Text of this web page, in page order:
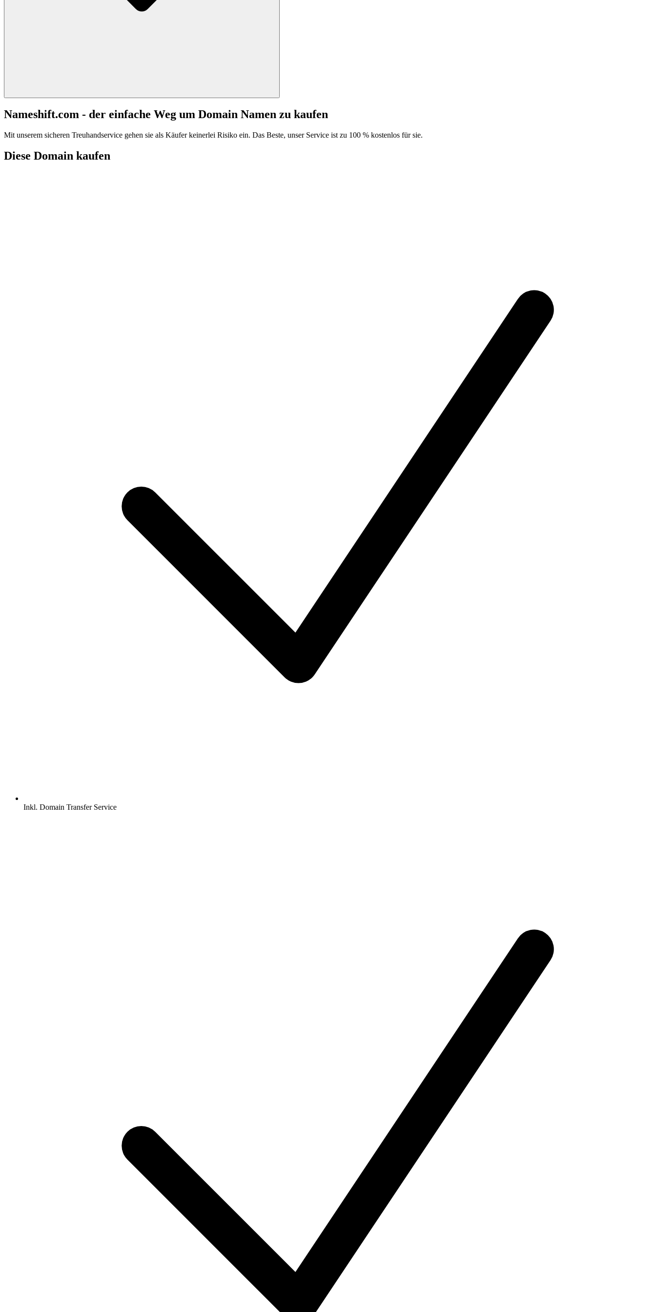
Nameshift.com - der einfache Weg um Domain Namen zu kaufen
Mit unserem sicheren Treuhandservice gehen sie als Käufer keinerlei Risiko ein. Das Beste, unser Service ist zu 100 % kostenlos für sie.
Diese Domain kaufen
Inkl. Domain Transfer Service